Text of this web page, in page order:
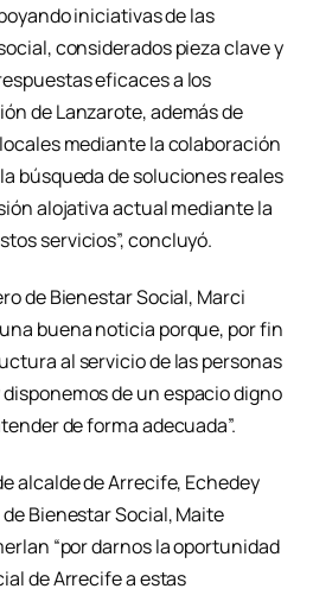
iniciativas de las
considerados pieza clave y
eficaces a los
de Lanzarote, además de
mediante la colaboración
búsqueda de soluciones reales
alojativa actual mediante la
servicios”, concluyó.
de Bienestar Social, Marci
buena noticia porque, por fin
al servicio de las personas
de un espacio digno
de forma adecuada”.
alcalde de Arrecife, Echedey
Bienestar Social, Maite
“por darnos la oportunidad
de Arrecife a estas